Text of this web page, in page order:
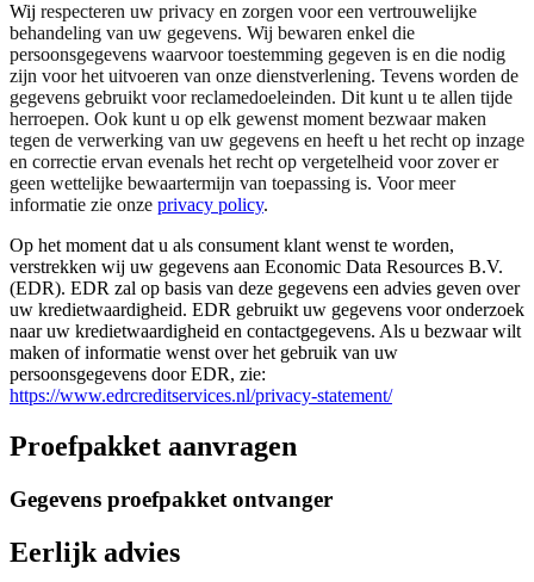
Wij respecteren uw privacy en zorgen voor een vertrouwelijke
behandeling van uw gegevens. Wij bewaren enkel die
persoonsgegevens waarvoor toestemming gegeven is en die nodig
zijn voor het uitvoeren van onze dienstverlening. Tevens worden de
gegevens gebruikt voor reclamedoeleinden. Dit kunt u te allen tijde
herroepen. Ook kunt u op elk gewenst moment bezwaar maken
tegen de verwerking van uw gegevens en heeft u het recht op inzage
en correctie ervan evenals het recht op vergetelheid voor zover er
geen wettelijke bewaartermijn van toepassing is. Voor meer
informatie zie onze privacy policy.
Op het moment dat u als consument klant wenst te worden,
verstrekken wij uw gegevens aan Economic Data Resources B.V.
(EDR). EDR zal op basis van deze gegevens een advies geven over
uw kredietwaardigheid. EDR gebruikt uw gegevens voor onderzoek
naar uw kredietwaardigheid en contactgegevens. Als u bezwaar wilt
maken of informatie wenst over het gebruik van uw
persoonsgegevens door EDR, zie:
https://www.edrcreditservices.nl/privacy-statement/
Proefpakket aanvragen
Gegevens proefpakket ontvanger
Eerlijk advies